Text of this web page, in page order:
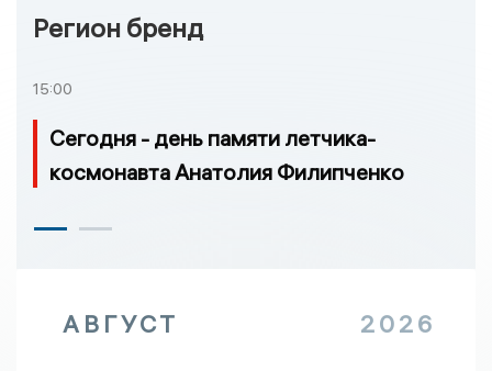
Регион бренд
15:00
Сегодня - день памяти летчика-
космонавта Анатолия Филипченко
АВГУСТ 2026